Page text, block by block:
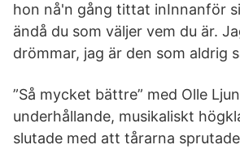
hon nå'n gång tittat inInnanför
ändå du som väljer vem du är.
drömmar, jag är den som aldrig
”Så mycket bättre” med Olle
underhållande, musikaliskt
slutade med att tårarna